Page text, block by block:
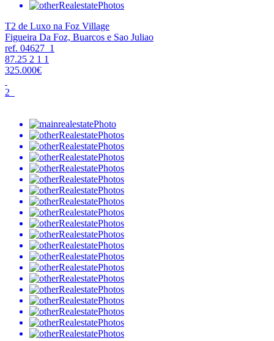
T2 de Luxo na Foz Village
Figueira Da Foz, Buarcos e Sao Juliao
ref. 04627_1
87.25 2 1 1
325.000€
2